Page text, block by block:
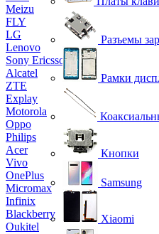
Meizu
FLY
LG
Lenovo
Sony Ericsson
Alcatel
ZTE
Explay
Motorola
Oppo
Philips
Acer
Vivo
OnePlus
Micromax
Infinix
Blackberry
Oukitel
Разъемы
Рамки
Кнопки
Samsung
Xiaomi